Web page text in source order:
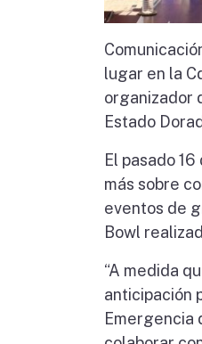
lugar en la
organizador
Estado
El pasado
más sobre
eventos de
Bowl
“A medida
anticipación
Emergencia